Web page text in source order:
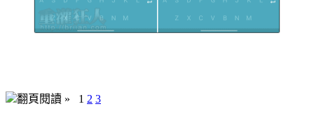
翻頁閱讀 » 1 2 3